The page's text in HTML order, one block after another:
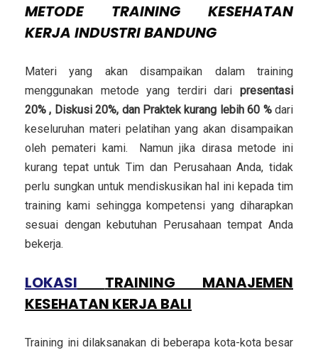
METODE TRAINING KESEHATAN
KERJA INDUSTRI BANDUNG
Materi yang akan disampaikan dalam training
menggunakan metode yang terdiri dari presentasi
20% , Diskusi 20%, dan Praktek kurang lebih 60 %dari
keseluruhan materi pelatihan yang akan disampaikan
oleh pemateri kami. Namun jika dirasa metode ini
kurang tepat untuk Tim dan Perusahaan Anda, tidak
perlu sungkan untuk mendiskusikan hal ini kepada tim
training kami sehingga kompetensi yang diharapkan
sesuai dengan kebutuhan Perusahaan tempat Anda
bekerja.
LOKASI
TRAINING MANAJEMEN
KESEHATAN KERJA BALI
Training ini dilaksanakan di beberapa kota-kota besar